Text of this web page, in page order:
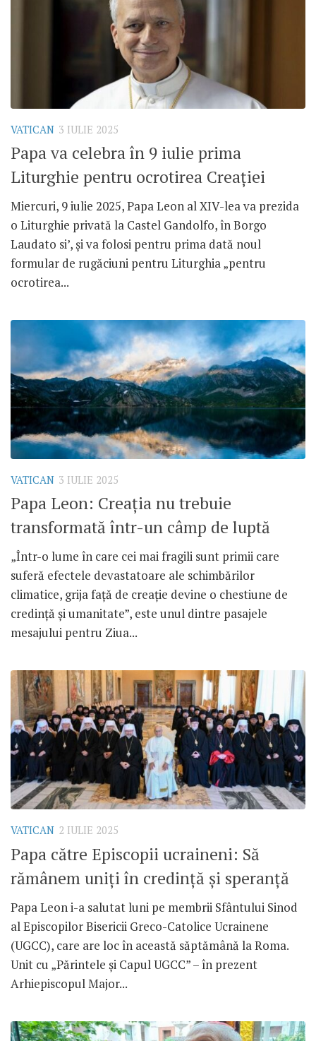
VATICAN 3 IULIE 2025
Papa va celebra în 9 iulie prima
Liturghie pentru ocrotirea Creației
Miercuri, 9 iulie 2025, Papa Leon al XIV-lea va prezida
o Liturghie privată la Castel Gandolfo, în Borgo
Laudato si’, și va folosi pentru prima dată noul
formular de rugăciuni pentru Liturghia „pentru
ocrotirea...
VATICAN 3 IULIE 2025
Papa Leon: Creația nu trebuie
transformată într-un câmp de luptă
„Într-o lume în care cei mai fragili sunt primii care
suferă efectele devastatoare ale schimbărilor
climatice, grija față de creație devine o chestiune de
credință și umanitate”, este unul dintre pasajele
mesajului pentru Ziua...
VATICAN 2 IULIE 2025
Papa către Episcopii ucraineni: Să
rămânem uniți în credință și speranță
Papa Leon i-a salutat luni pe membrii Sfântului Sinod
al Episcopilor Bisericii Greco-Catolice Ucrainene
(UGCC), care are loc în această săptămână la Roma.
Unit cu „Părintele și Capul UGCC” – în prezent
Arhiepiscopul Major...